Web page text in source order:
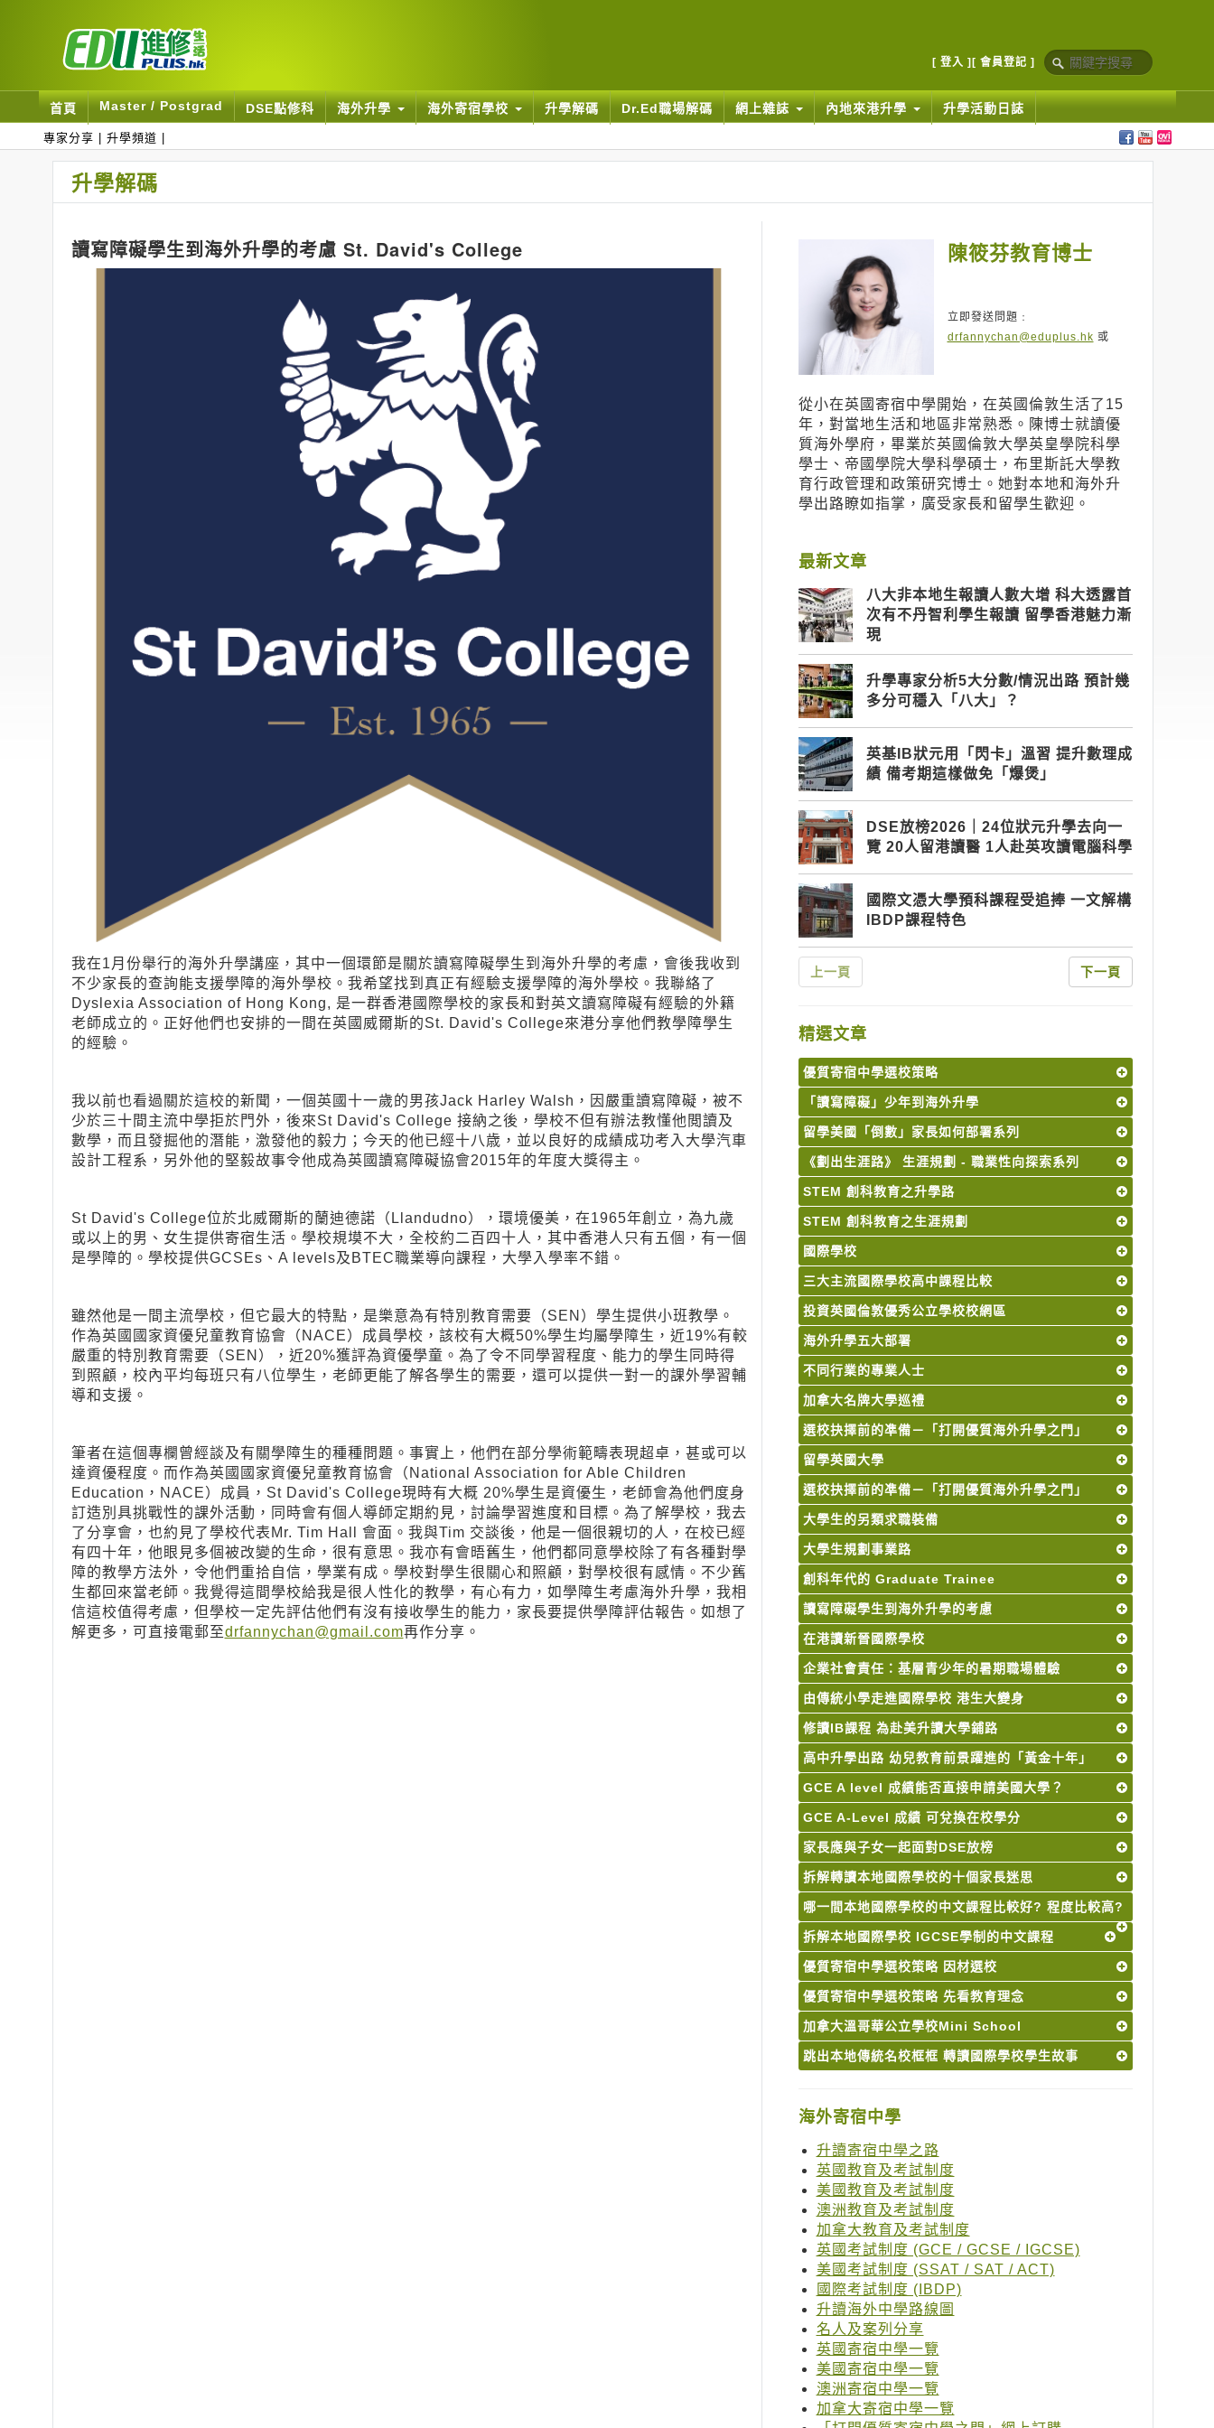
[ 登入 ] [ 會員登記 ]
首頁 Master / Postgrad DSE點修科 海外升學 海外寄宿學校 升學解碼 Dr.Ed職場解碼 網上雜誌 內地來港升學 升學活動日誌
專家分享 升學頻道
升學解碼
讀寫障礙學生到海外升學的考慮 St. David's College
我在1月份舉行的海外升學講座，其中一個環節是關於讀寫障礙學生到海外升學的考慮，會後我收到
不少家長的查詢能支援學障的海外學校。我希望找到真正有經驗支援學障的海外學校。我聯絡了
Dyslexia Association of Hong Kong, 是一群香港國際學校的家長和對英文讀寫障礙有經驗的外籍
老師成立的。正好他們也安排的一間在英國威爾斯的St. David's College來港分享他們教學障學生
的經驗。
我以前也看過關於這校的新聞，一個英國十一歲的男孩Jack Harley Walsh，因嚴重讀寫障礙，被不
少於三十間主流中學拒於門外，後來St David's College 接納之後，學校不但有辦法教懂他閲讀及
數學，而且發掘他的潛能，激發他的毅力；今天的他已經十八歳，並以良好的成績成功考入大學汽車
設計工程系，另外他的堅毅故事令他成為英國讀寫障礙協會2015年的年度大獎得主。
St David's College位於北威爾斯的蘭迪德諾（Llandudno），環境優美，在1965年創立，為九歲
或以上的男、女生提供寄宿生活。學校規塻不大，全校約二百四十人，其中香港人只有五個，有一個
是學障的。學校提供GCSEs、A levels及BTEC職業導向課程，大學入學率不錯。
雖然他是一間主流學校，但它最大的特點，是樂意為有特別教育需要（SEN）學生提供小班教學。
作為英國國家資優兒童教育協會（NACE）成員學校，該校有大概50%學生均屬學障生，近19%有較
嚴重的特別教育需要（SEN），近20%獲評為資優學童。為了令不同學習程度、能力的學生同時得
到照顧，校內平均每班只有八位學生，老師更能了解各學生的需要，還可以提供一對一的課外學習輔
導和支援。
筆者在這個專欄曾經談及有關學障生的種種問題。事實上，他們在部分學術範疇表現超卓，甚或可以
達資優程度。而作為英國國家資優兒童教育協會（National Association for Able Children
Education，NACE）成員，St David's College現時有大概 20%學生是資優生，老師會為他們度身
訂造別具挑戰性的課外活動，同時會有個人導師定期約見，討論學習進度和目標。為了解學校，我去
了分享會，也約見了學校代表Mr. Tim Hall 會面。我與Tim 交談後，他是一個很親切的人，在校已經
有四十年，他眼見多個被改變的生命，很有意思。我亦有會晤舊生，他們都同意學校除了有各種對學
障的教學方法外，令他們重拾自信，學業有成。學校對學生很關心和照顧，對學校很有感情。不少舊
生都回來當老師。我覺得這間學校給我是很人性化的教學，有心有力，如學障生考慮海外升學，我相
信這校值得考慮，但學校一定先評估他們有沒有接收學生的能力，家長要提供學障評估報告。如想了
解更多，可直接電郵至drfannychan@gmail.com再作分享。
陳筱芬教育博士
立即發送問題﹕
drfannychan@eduplus.hk 或
從小在英國寄宿中學開始，在英國倫敦生活了15
年，對當地生活和地區非常熟悉。陳博士就讀優
質海外學府，畢業於英國倫敦大學英皇學院科學
學士、帝國學院大學科學碩士，布里斯託大學教
育行政管理和政策研究博士。她對本地和海外升
學出路瞭如指掌，廣受家長和留學生歡迎。
最新文章
八大非本地生報讀人數大增 科大透露首
次有不丹智利學生報讀 留學香港魅力漸
現
升學專家分析5大分數/情況出路 預計幾
多分可穩入「八大」？
英基IB狀元用「閃卡」溫習 提升數理成
績 備考期這樣做免「爆煲」
DSE放榜2026｜24位狀元升學去向一
覽 20人留港讀醫 1人赴英攻讀電腦科學
國際文憑大學預科課程受追捧 一文解構
IBDP課程特色
上一頁 下一頁
精選文章
優質寄宿中學選校策略
「讀寫障礙」少年到海外升學
留學美國「倒數」家長如何部署系列
《劃出生涯路》 生涯規劃 - 職業性向探索系列
STEM 創科教育之升學路
STEM 創科教育之生涯規劃
國際學校
三大主流國際學校高中課程比較
投資英國倫敦優秀公立學校校網區
海外升學五大部署
不同行業的專業人士
加拿大名牌大學巡禮
選校抉擇前的凖備－「打開優質海外升學之門」
留學英國大學
選校抉擇前的凖備－「打開優質海外升學之門」
大學生的另類求職裝備
大學生規劃事業路
創科年代的 Graduate Trainee
讀寫障礙學生到海外升學的考慮
在港讀新晉國際學校
企業社會責任：基層青少年的暑期職場體驗
由傳統小學走進國際學校 港生大變身
修讀IB課程 為赴美升讀大學鋪路
高中升學出路 幼兒教育前景躍進的「黃金十年」
GCE A level 成績能否直接申請美國大學？
GCE A-Level 成績 可兌換在校學分
家長應與子女一起面對DSE放榜
拆解轉讀本地國際學校的十個家長迷思
哪一間本地國際學校的中文課程比較好? 程度比較高?
拆解本地國際學校 IGCSE學制的中文課程
優質寄宿中學選校策略 因材選校
優質寄宿中學選校策略 先看教育理念
加拿大溫哥華公立學校Mini School
跳出本地傳統名校框框 轉讀國際學校學生故事
海外寄宿中學
升讀寄宿中學之路
英國教育及考試制度
美國教育及考試制度
澳洲教育及考試制度
加拿大教育及考試制度
英國考試制度 (GCE / GCSE / IGCSE)
美國考試制度 (SSAT / SAT / ACT)
國際考試制度 (IBDP)
升讀海外中學路線圖
名人及案列分享
英國寄宿中學一覽
美國寄宿中學一覽
澳洲寄宿中學一覽
加拿大寄宿中學一覽